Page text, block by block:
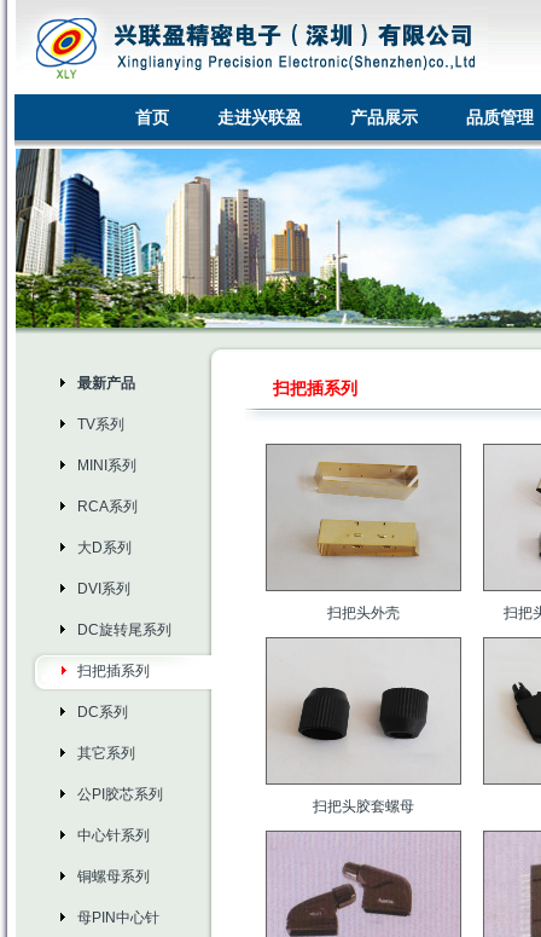
首页 走进兴联盈 产品展示 品质管理
最新产品
TV系列
MINI系列
RCA系列
大D系列
DVI系列
DC旋转尾系列
扫把插系列
DC系列
其它系列
公PI胶芯系列
中心针系列
铜螺母系列
母PIN中心针
扫把插系列
扫把头外壳 扫把
扫把头胶套螺母